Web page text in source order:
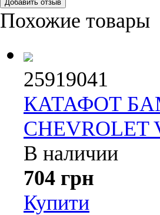
Добавить отзыв
Похожие товары
25919041
КАТАФОТ
CHEVROLET
В наличии
704 грн
Купити